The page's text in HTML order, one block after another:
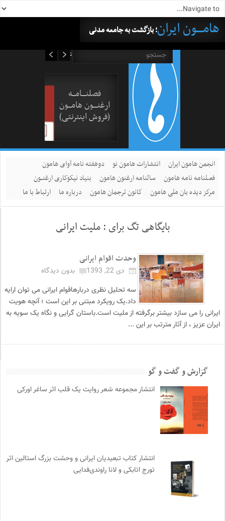
هامــــون ایران؛ بازگشت به جامعه مدنی
فصلنــــامـــه
ارغنــــون هامـــون
(فروش اینترنتی)
انجمن هامون ایران انتشارات هامون نو
دوهفته نامه آوای هامون
فصلنامه نامه هامون
سالنامه ارغنون هامون
بنیاد نیکوکاری ارغنــون
مرکز دیده بان ملی هامون
کانون ترجمان هامون درباره ما ارتباط با ما
بایگاهی تگ برای : ملیت ایرانی
وحدت اقوام ایرانی
دی 22, 1393
بدون دیدگاه
سه تحلیل نظری دربارهاقوام ایرانی می توان ارایه
داد.یک رویکرد مبتنی بر این است ؛ آنچه هویت
ایرانی را می سازد بیشتر برگرفته از ملیت است.باستان گرایی و نگاه یک سویه به
ایران عزیز ، از آثار مترتب بر این ...
گزارش و گفت و گو
انتشار مجموعه شعر روایت یک قلب اثر ساغر اورکی
انتشار کتاب تبعیدیان ایرانی و وحشت بزرگ استالین اثر
تورج اتابکی و لانا راوندی‌فدایی